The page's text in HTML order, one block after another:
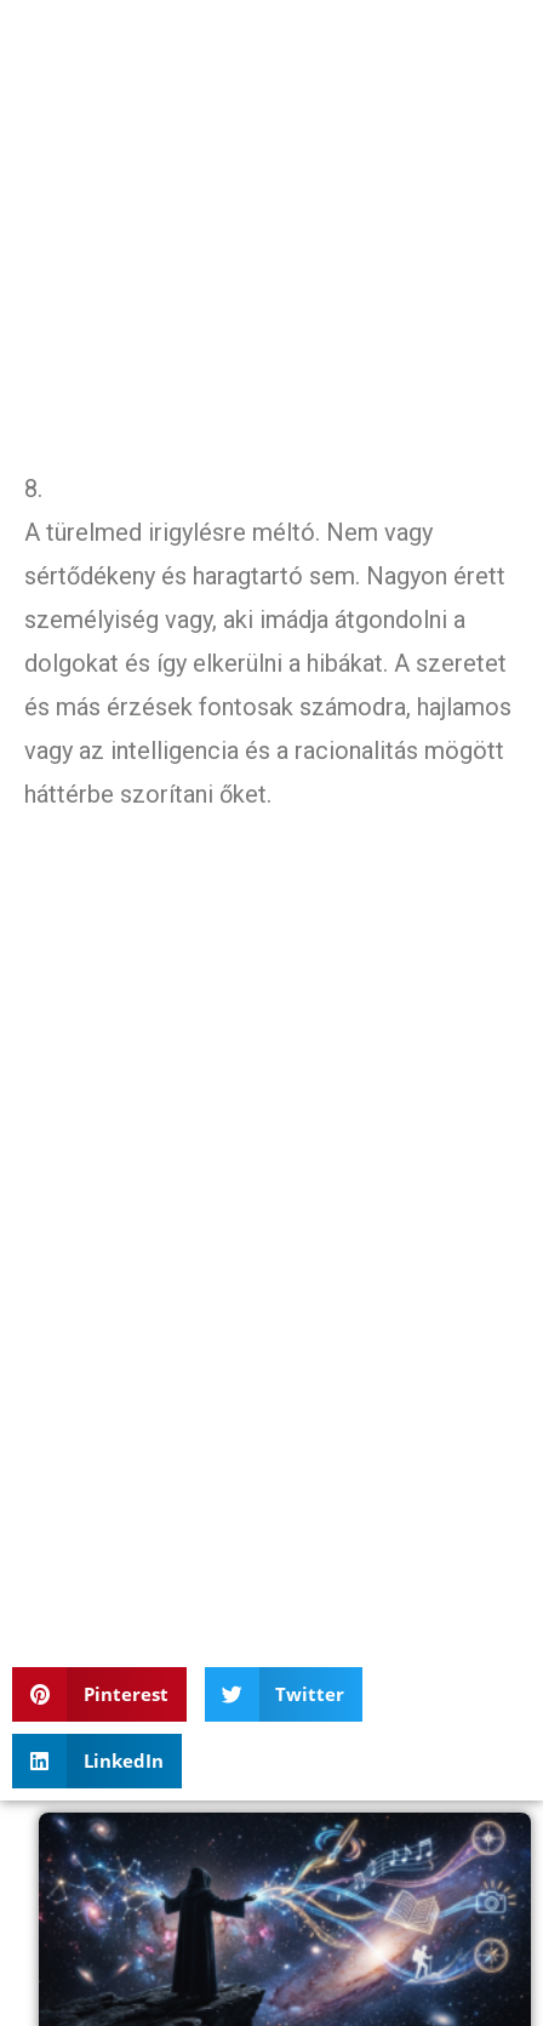
8.
A türelmed irigylésre méltó. Nem vagy
sértődékeny és haragtartó sem. Nagyon érett
személyiség vagy, aki imádja átgondolni a
dolgokat és így elkerülni a hibákat. A szeretet
és más érzések fontosak számodra, hajlamos
vagy az intelligencia és a racionalitás mögött
háttérbe szorítani őket.
Pinterest Twitter
LinkedIn